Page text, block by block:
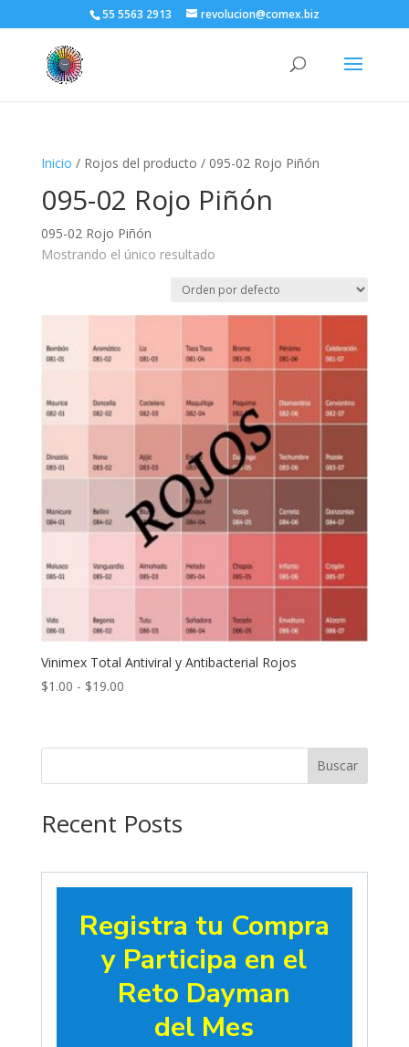
55 5563 2913 revolucion@comex.biz
Inicio / Rojos del producto / 095-02 Rojo Piñón
095-02 Rojo Piñón
095-02 Rojo Piñón
Mostrando el único resultado
Vinimex Total Antiviral y Antibacterial Rojos
$1.00 - $19.00Rango
desde
Buscar
Recent Posts
Registra tu Compra
y Participa en el
Reto Dayman
del Mes